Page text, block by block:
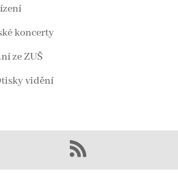
koncerty
ze ZUŠ
vidění